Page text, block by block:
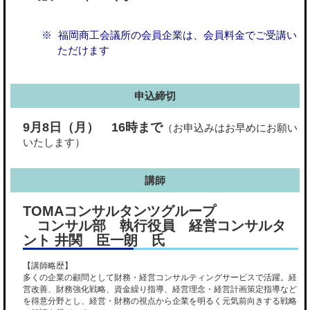
福岡商工会議所の会員企業は、会員料金でご受講い
ただけます
申込締切
9月8日（月） 16時まで（お申込みはお早めにお願い
いたします）
講師
TOMAコンサルタンツグループ
コンサル部 執行役員 経営コンサルタ
ント 井関 臣一朗 氏
【講師略歴】
多くの企業の顧問として財務・経営コンサルティングサービスで活躍。経
営改善、財務強化戦略、資金繰り指導、経営理念・経営計画策定指導など
を得意分野とし、経営・財務の視点から企業を明るく元気前向きする戦略